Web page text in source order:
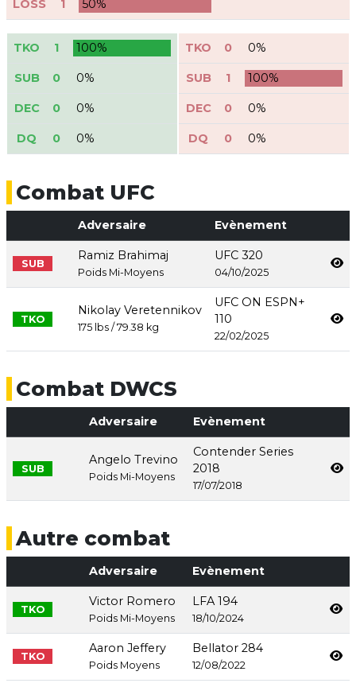
LOSS 1 50%
TKO 1 100%
SUB 0 0%
DEC 0 0%
DQ 0 0%
TKO 0 0%
SUB 1 100%
DEC 0 0%
DQ 0 0%
Combat UFC
Adversaire Evènement
SUB
Ramiz Brahimaj
Poids Mi-Moyens
UFC 320
04/10/2025
TKO
Nikolay Veretennikov
175 lbs / 79.38 kg
UFC ON ESPN+
110
22/02/2025
Combat DWCS
Adversaire Evènement
SUB
Angelo Trevino
Poids Mi-Moyens
Contender Series
2018
17/07/2018
Autre combat
Adversaire Evènement
TKO
Victor Romero
Poids Mi-Moyens
LFA 194
18/10/2024
TKO
Aaron Jeffery
Poids Moyens
Bellator 284
12/08/2022